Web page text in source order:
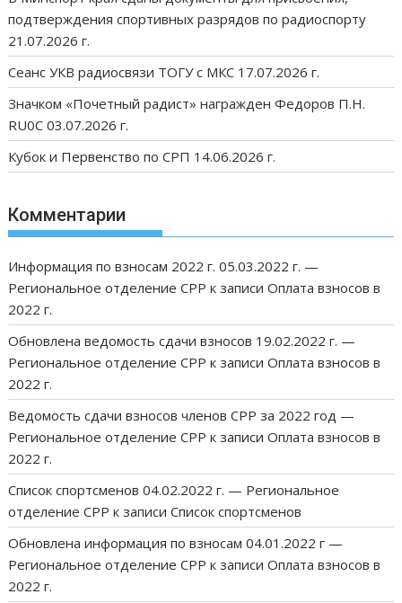
подтверждения спортивных разрядов по радиоспорту
21.07.2026 г.
Сеанс УКВ радиосвязи ТОГУ с МКС 17.07.2026 г.
Значком «Почетный радист» награжден Федоров П.Н.
RU0C 03.07.2026 г.
Кубок и Первенство по СРП 14.06.2026 г.
Комментарии
Информация по взносам 2022 г. 05.03.2022 г. —
Региональное отделение СРР к записиОплата взносов в
2022 г.
Обновлена ведомость сдачи взносов 19.02.2022 г. —
Региональное отделение СРР к записиОплата взносов в
2022 г.
Ведомость сдачи взносов членов СРР за 2022 год —
Региональное отделение СРР к записиОплата взносов в
2022 г.
Список спортсменов 04.02.2022 г. — Региональное
отделение СРР к записиСписок спортсменов
Обновлена информация по взносам 04.01.2022 г —
Региональное отделение СРР к записиОплата взносов в
2022 г.